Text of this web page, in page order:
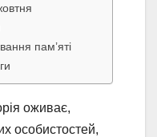
пам’яті
оживає,
особистостей,